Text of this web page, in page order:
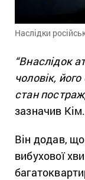
Наслідки
“Внаслідок
чоловік,
стан
зазначив Кім.
Він додав, що
вибухової